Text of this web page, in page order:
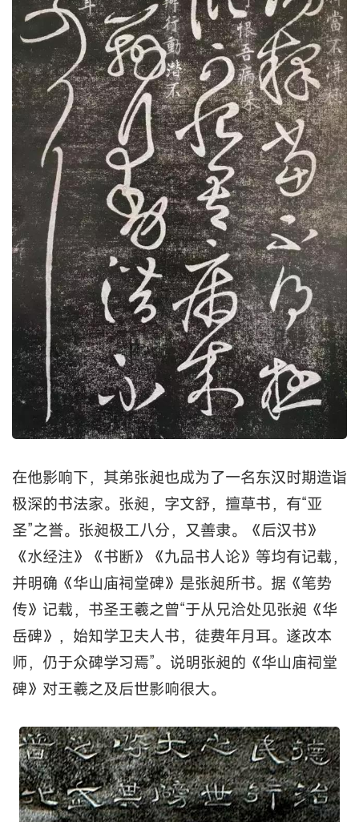
在他影响下，其弟张昶也成为了一名东汉时期造诣
极深的书法家。张昶，字文舒，擅草书，有“亚
圣”之誉。张昶极工八分，又善隶。《后汉书》
《水经注》《书断》《九品书人论》等均有记载，
并明确《华山庙祠堂碑》是张昶所书。据《笔势
传》记载，书圣王羲之曾“于从兄洽处见张昶《华
岳碑》，始知学卫夫人书，徒费年月耳。遂改本
师，仍于众碑学习焉”。说明张昶的《华山庙祠堂
碑》对王羲之及后世影响很大。